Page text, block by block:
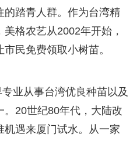
的踏青人群。作为台湾精
格农艺从2002年开始，
民免费领取小树苗。
业从事台湾优良种苗以及
20世纪80年代，大陆改
遇来厦门试水。从一家